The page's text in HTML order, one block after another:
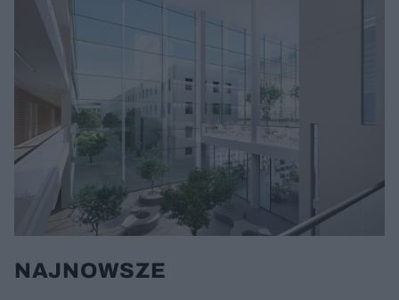
NAJNOWSZE